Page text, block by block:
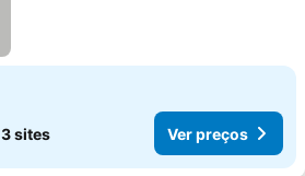
3 sites Ver preços